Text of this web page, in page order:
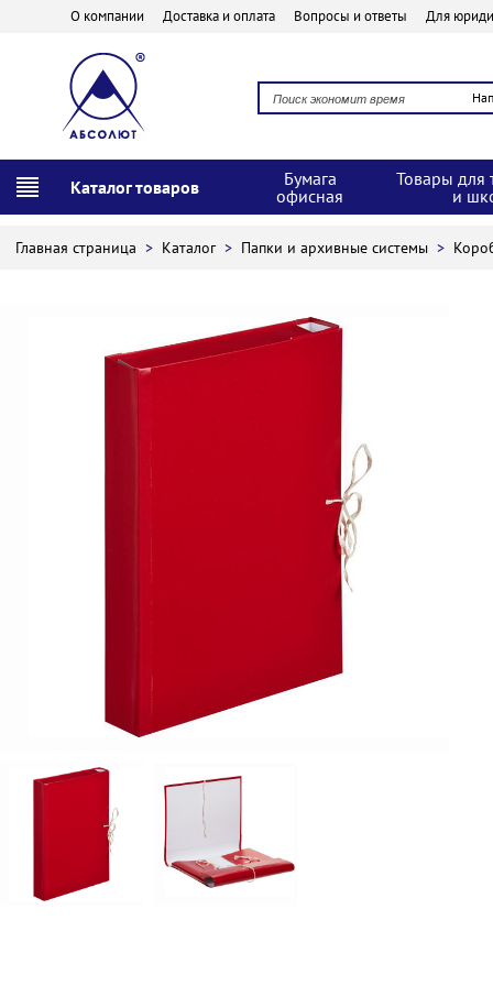
О компании Доставка и оплата Вопросы и ответы Для
Каталог товаров
Бумага
офисная
Товары для
и
Главная страница > Каталог > Папки и архивные системы >